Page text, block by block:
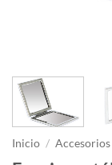
Inicio /